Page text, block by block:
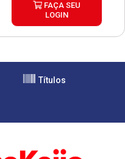
FAÇA SEU
LOGIN
Títulos